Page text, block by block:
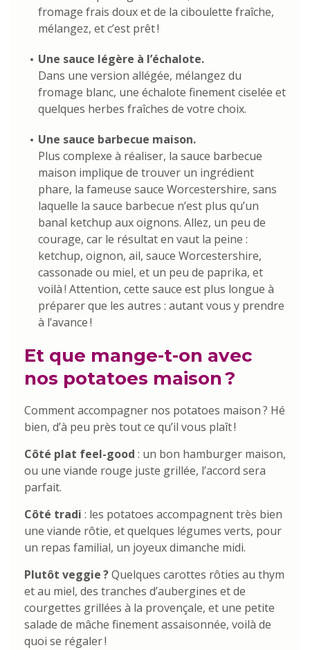
fromage frais doux et de la ciboulette fraîche,
mélangez, et c’est prêt !
Une sauce légère à l’échalote.
Dans une version allégée, mélangez du
fromage blanc, une échalote finement ciselée et
quelques herbes fraîches de votre choix.
Une sauce barbecue maison.
Plus complexe à réaliser, la sauce barbecue
maison implique de trouver un ingrédient
phare, la fameuse sauce Worcestershire, sans
laquelle la sauce barbecue n’est plus qu’un
banal ketchup aux oignons. Allez, un peu de
courage, car le résultat en vaut la peine :
ketchup, oignon, ail, sauce Worcestershire,
cassonade ou miel, et un peu de paprika, et
voilà ! Attention, cette sauce est plus longue à
préparer que les autres : autant vous y prendre
à l’avance !
Et que mange-t-on avec
nos potatoes maison ?
Comment accompagner nos potatoes maison ? Hé
bien, d’à peu près tout ce qu’il vous plaît !
Côté plat feel-good : un bon hamburger maison,
ou une viande rouge juste grillée, l’accord sera
parfait.
Côté tradi : les potatoes accompagnent très bien
une viande rôtie, et quelques légumes verts, pour
un repas familial, un joyeux dimanche midi.
Plutôt veggie ?Quelques carottes rôties au thym
et au miel, des tranches d’aubergines et de
courgettes grillées à la provençale, et une petite
salade de mâche finement assaisonnée, voilà de
quoi se régaler !